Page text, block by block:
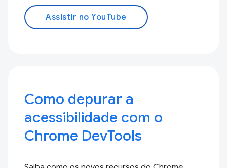
Assistir no YouTube
Como depurar a
acessibilidade com o
Chrome DevTools